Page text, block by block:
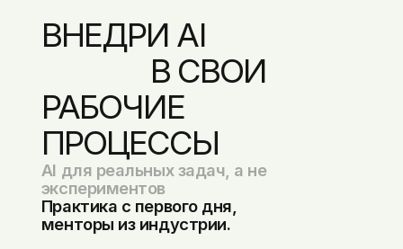
ВНЕДРИ AI
РАБОЧИЕ
ПРОЦЕССЫ
AI для реальных задач, а не
экспериментов
Практика с первого дня,
менторы из индустрии.